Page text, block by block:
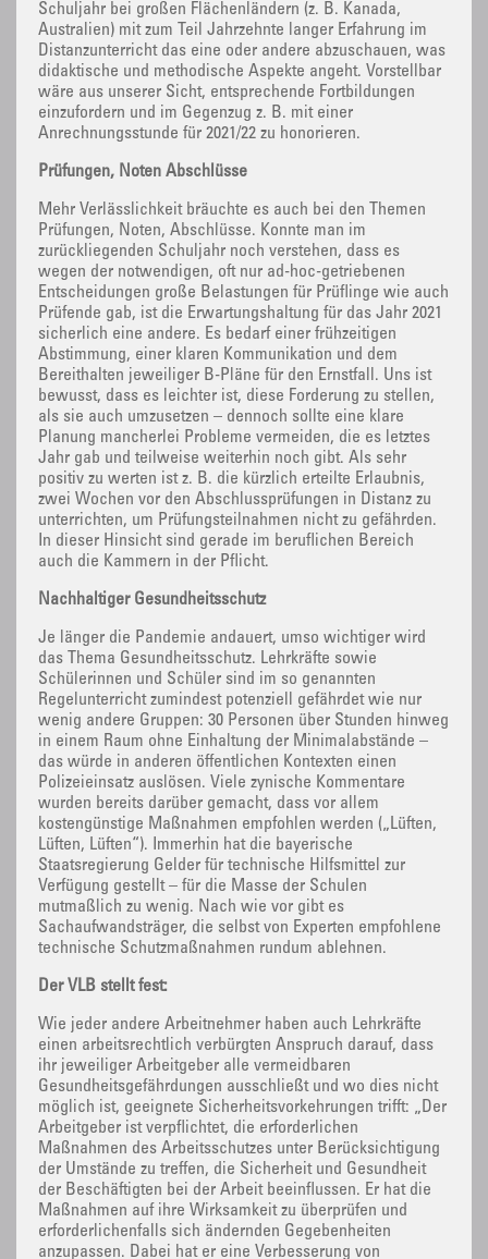
Schuljahr bei großen Flächenländern (z. B. Kanada,
Australien) mit zum Teil Jahrzehnte langer Erfahrung im
Distanzunterricht das eine oder andere abzuschauen, was
didaktische und methodische Aspekte angeht. Vorstellbar
wäre aus unserer Sicht, entsprechende Fortbildungen
einzufordern und im Gegenzug z. B. mit einer
Anrechnungsstunde für 2021/22 zu honorieren.
Prüfungen, Noten Abschlüsse
Mehr Verlässlichkeit bräuchte es auch bei den Themen
Prüfungen, Noten, Abschlüsse. Konnte man im
zurückliegenden Schuljahr noch verstehen, dass es
wegen der notwendigen, oft nur ad-hoc-getriebenen
Entscheidungen große Belastungen für Prüflinge wie auch
Prüfende gab, ist die Erwartungshaltung für das Jahr 2021
sicherlich eine andere. Es bedarf einer frühzeitigen
Abstimmung, einer klaren Kommunikation und dem
Bereithalten jeweiliger B-Pläne für den Ernstfall. Uns ist
bewusst, dass es leichter ist, diese Forderung zu stellen,
als sie auch umzusetzen – dennoch sollte eine klare
Planung mancherlei Probleme vermeiden, die es letztes
Jahr gab und teilweise weiterhin noch gibt. Als sehr
positiv zu werten ist z. B. die kürzlich erteilte Erlaubnis,
zwei Wochen vor den Abschlussprüfungen in Distanz zu
unterrichten, um Prüfungsteilnahmen nicht zu gefährden.
In dieser Hinsicht sind gerade im beruflichen Bereich
auch die Kammern in der Pflicht.
Nachhaltiger Gesundheitsschutz
Je länger die Pandemie andauert, umso wichtiger wird
das Thema Gesundheitsschutz. Lehrkräfte sowie
Schülerinnen und Schüler sind im so genannten
Regelunterricht zumindest potenziell gefährdet wie nur
wenig andere Gruppen: 30 Personen über Stunden hinweg
in einem Raum ohne Einhaltung der Minimalabstände –
das würde in anderen öffentlichen Kontexten einen
Polizeieinsatz auslösen. Viele zynische Kommentare
wurden bereits darüber gemacht, dass vor allem
kostengünstige Maßnahmen empfohlen werden („Lüften,
Lüften, Lüften“). Immerhin hat die bayerische
Staatsregierung Gelder für technische Hilfsmittel zur
Verfügung gestellt – für die Masse der Schulen
mutmaßlich zu wenig. Nach wie vor gibt es
Sachaufwandsträger, die selbst von Experten empfohlene
technische Schutzmaßnahmen rundum ablehnen.
Der VLB stellt fest:
Wie jeder andere Arbeitnehmer haben auch Lehrkräfte
einen arbeitsrechtlich verbürgten Anspruch darauf, dass
ihr jeweiliger Arbeitgeber alle vermeidbaren
Gesundheitsgefährdungen ausschließt und wo dies nicht
möglich ist, geeignete Sicherheitsvorkehrungen trifft: „Der
Arbeitgeber ist verpflichtet, die erforderlichen
Maßnahmen des Arbeitsschutzes unter Berücksichtigung
der Umstände zu treffen, die Sicherheit und Gesundheit
der Beschäftigten bei der Arbeit beeinflussen. Er hat die
Maßnahmen auf ihre Wirksamkeit zu überprüfen und
erforderlichenfalls sich ändernden Gegebenheiten
anzupassen. Dabei hat er eine Verbesserung von